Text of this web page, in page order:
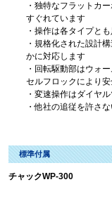
・独特なフラットカ
すぐれています
・操作は各タイプと
・規格化された設計
かに対応します
・回転駆動部はウォ
セルフロックにより
・変速操作はダイヤ
・他社の追従を許さ
標準付属
チャックWP-300